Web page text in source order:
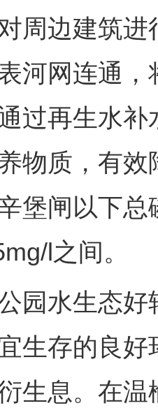
周边建筑
河网连通
过再生水
物质，有
堡闸以下
l之间。
水生态好
生存的良
生息。在